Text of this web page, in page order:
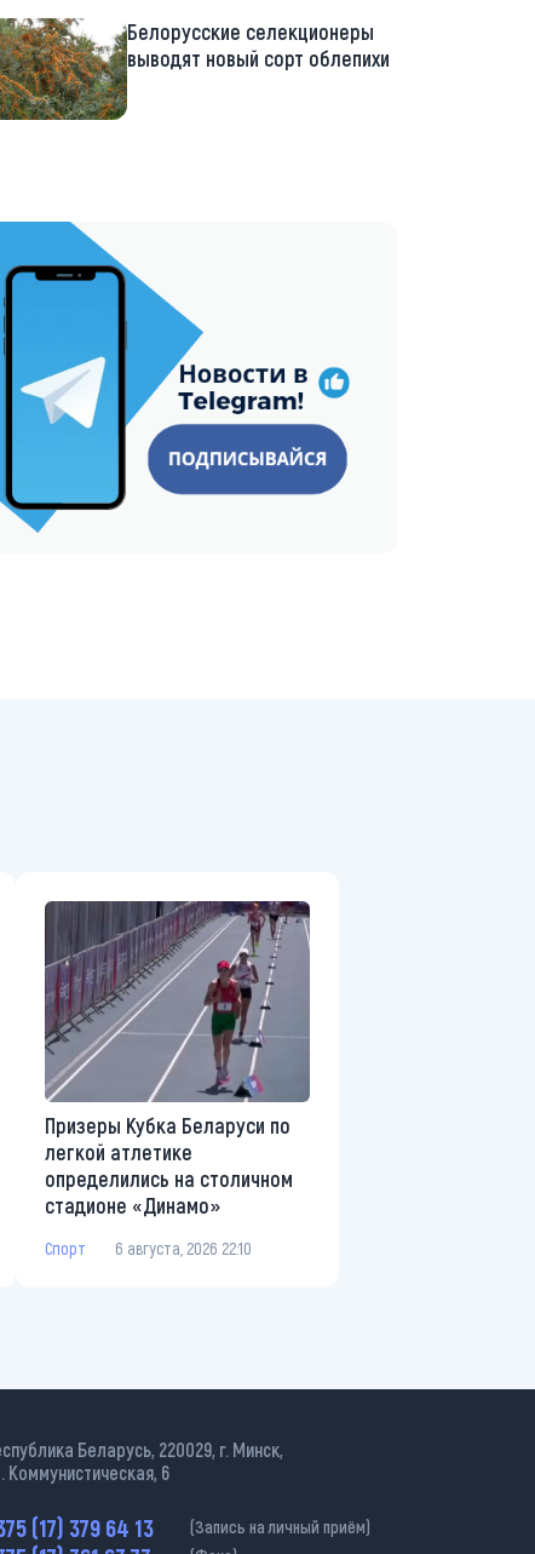
Белорусские селекционеры
выводят новый сорт облепихи
minskctvby
Призеры Кубка Беларуси по
легкой атлетике
определились на столичном
стадионе «Динамо»
Спорт 6 августа, 2026 22:10
Беларусь, 220029, г. Минск,
Коммунистическая, 6
(17) 379 64 13 (Запись на личный приём)